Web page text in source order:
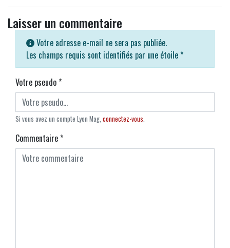
Laisser un commentaire
Votre adresse e-mail ne sera pas publiée.
Les champs requis sont identifiés par une étoile *
Votre pseudo*
Si vous avez un compte Lyon Mag, connectez-vous.
Commentaire*